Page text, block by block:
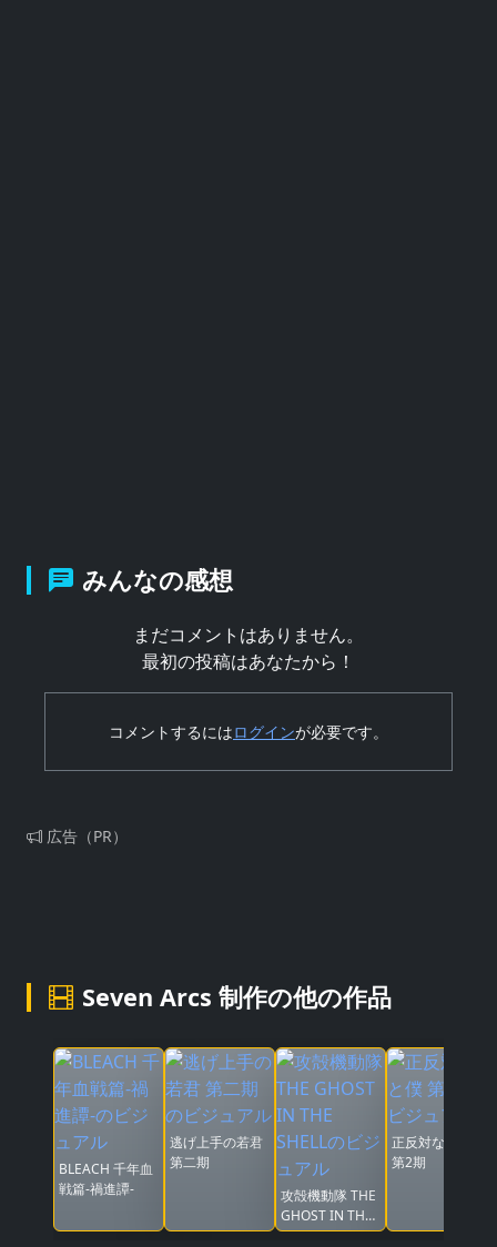
みんなの感想
まだコメントはありません。
最初の投稿はあなたから！
コメントするにはログインが必要です。
広告（PR）
Seven Arcs 制作の他の作品
BLEACH 千年血
戦篇-禍進譚-
逃げ上手の若君
第二期
攻殻機動隊 THE
GHOST IN THE
SHELL
正反対な君と僕
第2期